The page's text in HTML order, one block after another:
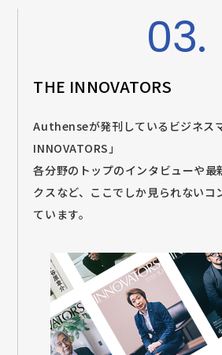
03.
THE INNOVATORS
Authenseが発刊しているビジネス
INNOVATORS」
各分野のトップのインタビューや最
クスなど、ここでしか見られないコ
ています。